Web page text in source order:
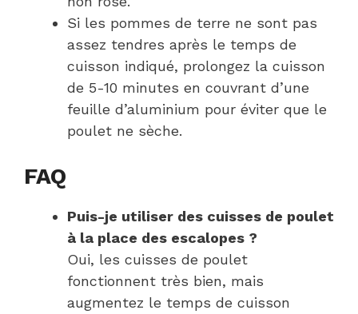
Si les pommes de terre ne sont pas
assez tendres après le temps de
cuisson indiqué, prolongez la cuisson
de 5-10 minutes en couvrant d’une
feuille d’aluminium pour éviter que le
poulet ne sèche.
FAQ
Puis-je utiliser des cuisses de poulet
à la place des escalopes ?
Oui, les cuisses de poulet
fonctionnent très bien, mais
augmentez le temps de cuisson